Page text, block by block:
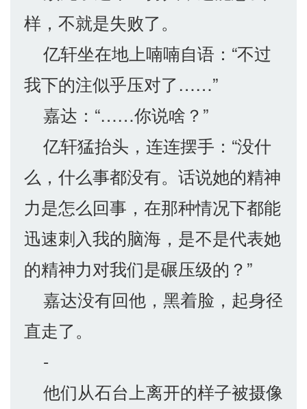
样，不就是失败了。
亿轩坐在地上喃喃自语：“不过
我下的注似乎压对了……”
嘉达：“……你说啥？”
亿轩猛抬头，连连摆手：“没什
么，什么事都没有。话说她的精神
力是怎么回事，在那种情况下都能
迅速刺入我的脑海，是不是代表她
的精神力对我们是碾压级的？”
嘉达没有回他，黑着脸，起身径
直走了。
-
他们从石台上离开的样子被摄像